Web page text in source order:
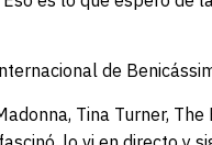
de
Tina Turner,